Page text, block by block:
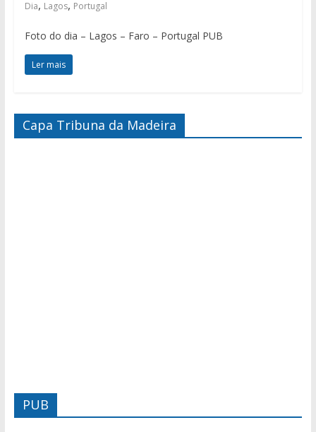
Dia, Lagos, Portugal
Foto do dia – Lagos – Faro – Portugal PUB
Ler mais
Capa Tribuna da Madeira
PUB